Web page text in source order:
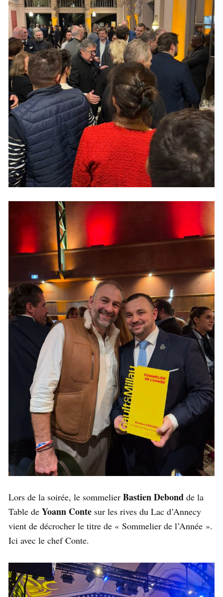
Lors de la soirée, le sommelier Bastien Debond de la
Table de Yoann Conte sur les rives du Lac d’Annecy
vient de décrocher le titre de « Sommelier de l’Année ».
Ici avec le chef Conte.